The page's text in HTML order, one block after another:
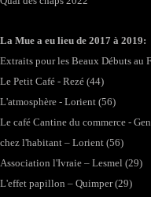
La Mue a eu lieu de 2017 à 2019:
Extraits pour les Beaux Débuts au
Le Petit Café - Rezé (44)
L'atmosphère - Lorient (56)
Le café Cantine du commerce -
chez l'habitant – Lorient (56)
Association l'Ivraie – Lesmel (29)
L'effet papillon – Quimper (29)